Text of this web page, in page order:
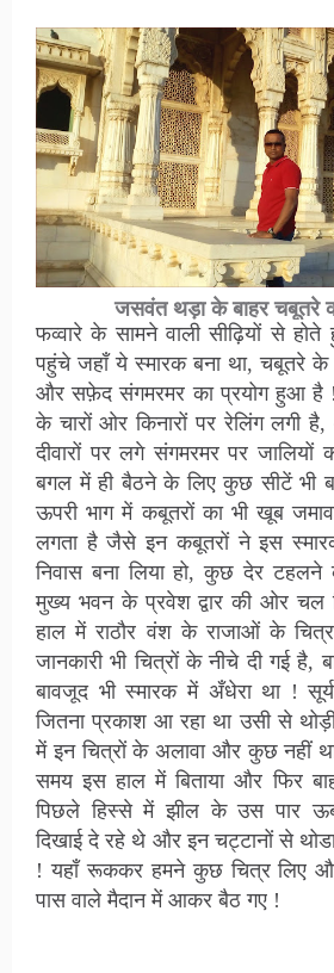
जसवंत थड़ा के बाहर चबूतरे
फव्वारे के सामने वाली सीढ़ियों से
पहुंचे जहाँ ये स्मारक बना था, चबूतरे के
और सफ़ेद संगमरमर का प्रयोग हुआ है !
के चारों ओर किनारों पर रेलिंग लगी
दीवारों पर लगे संगमरमर पर
बगल में ही बैठने के लिए कुछ सीटें भी
ऊपरी भाग में कबूतरों का भी खूब
लगता है जैसे इन कबूतरों ने इस
निवास बना लिया हो, कुछ देर
मुख्य भवन के प्रवेश द्वार की ओर चल
हाल में राठौर वंश के राजाओं के
जानकारी भी चित्रों के नीचे दी गई है,
बावजूद भी स्मारक में अँधेरा था !
जितना प्रकाश आ रहा था उसी से
में इन चित्रों के अलावा और कुछ नहीं
समय इस हाल में बिताया और फिर
पिछले हिस्से में झील के उस पार
दिखाई दे रहे थे और इन चट्टानों से
! यहाँ रूककर हमने कुछ चित्र लिए
पास वाले मैदान में आकर बैठ गए !